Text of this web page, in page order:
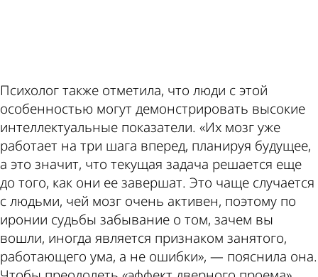
Психолог также отметила, что люди с этой
особенностью могут демонстрировать высокие
интеллектуальные показатели. «Их мозг уже
работает на три шага вперед, планируя будущее,
а это значит, что текущая задача решается еще
до того, как они ее завершат. Это чаще случается
с людьми, чей мозг очень активен, поэтому по
иронии судьбы забывание о том, зачем вы
вошли, иногда является признаком занятого,
работающего ума, а не ошибки», — пояснила она.